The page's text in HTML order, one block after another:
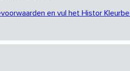
en vul het Histor